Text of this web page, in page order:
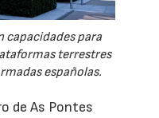
capacidades para
terrestres
españolas.
de As Pontes